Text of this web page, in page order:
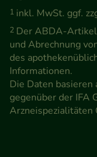
teilweise an
Medien
1 inkl. MwSt. ggf.
2 Der ABDA-
und Abrechnung
des
Informationen.
Die Daten
gegenüber der IFA
Arzneispezialitäten